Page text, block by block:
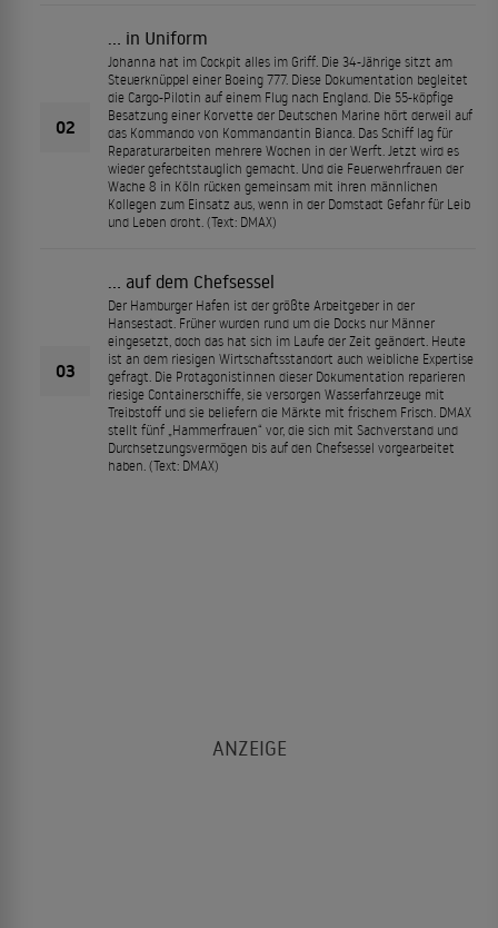
02
… in Uniform
Johanna hat im Cockpit alles im Griff. Die 34-Jährige sitzt am
Steuerknüppel einer Boeing 777. Diese Dokumentation begleitet
die Cargo-Pilotin auf einem Flug nach England. Die 55-köpfige
Besatzung einer Korvette der Deutschen Marine hört derweil auf
das Kommando von Kommandantin Bianca. Das Schiff lag für
Reparaturarbeiten mehrere Wochen in der Werft. Jetzt wird es
wieder gefechtstauglich gemacht. Und die Feuerwehrfrauen der
Wache 8 in Köln rücken gemeinsam mit ihren männlichen
Kollegen zum Einsatz aus, wenn in der Domstadt Gefahr für Leib
und Leben droht. (Text: DMAX)
03
… auf dem Chefsessel
Der Hamburger Hafen ist der größte Arbeitgeber in der
Hansestadt. Früher wurden rund um die Docks nur Männer
eingesetzt, doch das hat sich im Laufe der Zeit geändert. Heute
ist an dem riesigen Wirtschaftsstandort auch weibliche Expertise
gefragt. Die Protagonistinnen dieser Dokumentation reparieren
riesige Containerschiffe, sie versorgen Wasserfahrzeuge mit
Treibstoff und sie beliefern die Märkte mit frischem Frisch. DMAX
stellt fünf „Hammerfrauen“ vor, die sich mit Sachverstand und
Durchsetzungsvermögen bis auf den Chefsessel vorgearbeitet
haben. (Text: DMAX)